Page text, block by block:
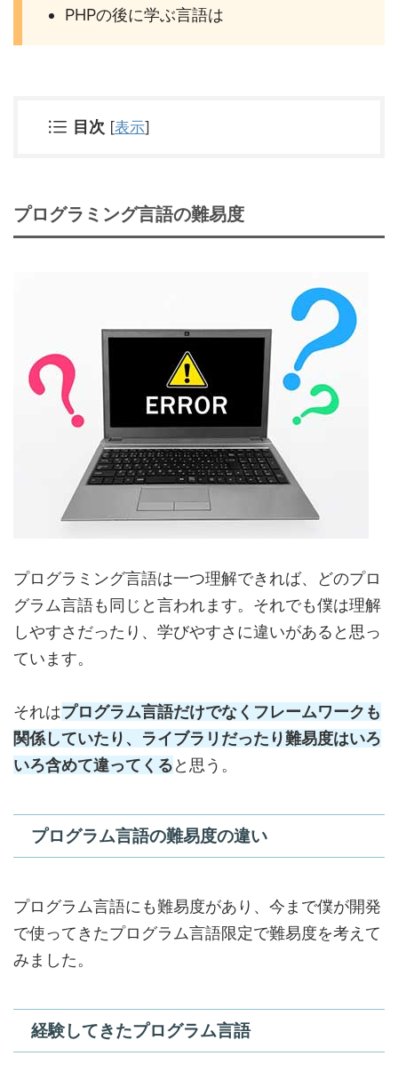
PHPの後に学ぶ言語は
目次 [表示]
プログラミング言語の難易度
プログラミング言語は一つ理解できれば、どのプロ
グラム言語も同じと言われます。それでも僕は理解
しやすさだったり、学びやすさに違いがあると思っ
ています。
それはプログラム言語だけでなくフレームワークも
関係していたり、ライブラリだったり難易度はいろ
いろ含めて違ってくると思う。
プログラム言語の難易度の違い
プログラム言語にも難易度があり、今まで僕が開発
で使ってきたプログラム言語限定で難易度を考えて
みました。
経験してきたプログラム言語